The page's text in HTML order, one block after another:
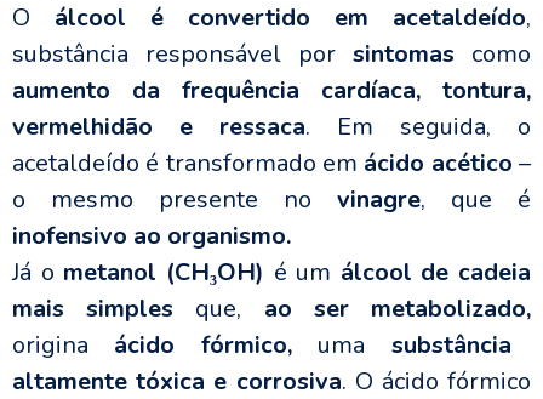
O álcool é convertido em acetaldeído,
substância responsável por sintomas como
aumento da frequência cardíaca, tontura,
vermelhidão e ressaca. Em seguida, o
acetaldeído é transformado em ácido acético –
o mesmo presente no vinagre, que é
inofensivo ao organismo.
Já o metanol (CH₃OH) é um álcool de cadeia
mais simples que, ao ser metabolizado,
origina ácido fórmico,uma substância
altamente tóxica e corrosiva. O ácido fórmico